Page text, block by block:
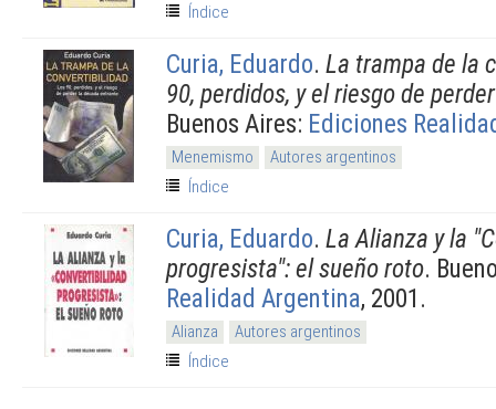
Índice
Curia, Eduardo. La trampa de la
90, perdidos, y el riesgo de
Buenos Aires: Ediciones
Menemismo
Autores argentinos
Índice
Curia, Eduardo. La Alianza y la
progresista": el sueño roto.
Realidad Argentina, 2001.
Alianza
Autores argentinos
Índice